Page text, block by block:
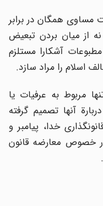
همگان در برابر
از میان بردن تبعیض
آشکارا مستلزم
را مراد سازد.
به عرفیات یا
آنها تصمیم گرفته
خدا، پیامبر و
خصوص معارضه قانون